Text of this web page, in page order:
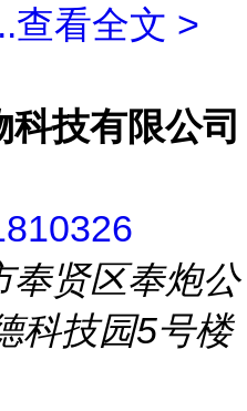
查看全文 >
技有限公司
奉贤区奉炮公
科技园5号楼